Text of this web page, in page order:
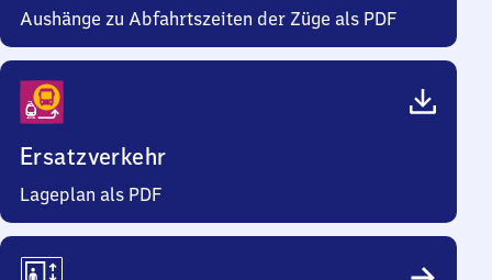
Aushänge zu Abfahrtszeiten der Züge als PDF
Ersatzverkehr
Lageplan als PDF